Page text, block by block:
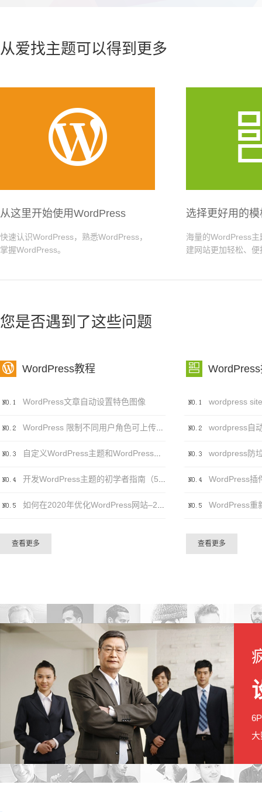
从爱找主题可以得到更多

从这里开始使用WordPress
快速认识WordPress，熟悉WordPress，
掌握WordPress。
选择更好用的
海量的WordPress
建网站更加轻松、便
您是否遇到了这些问题
 WordPress教程
WordPress文章自动设置特色图像
WordPress 限制不同用户角色可上传的文件类型及大小
自定义WordPress主题和WordPress主题自定义之间的区别
开发WordPress主题的初学者指南（5个步骤）
如何在2020年优化WordPress网站–20个（可行）技巧
查看更多

wordpress自
WordPress插
查看更多